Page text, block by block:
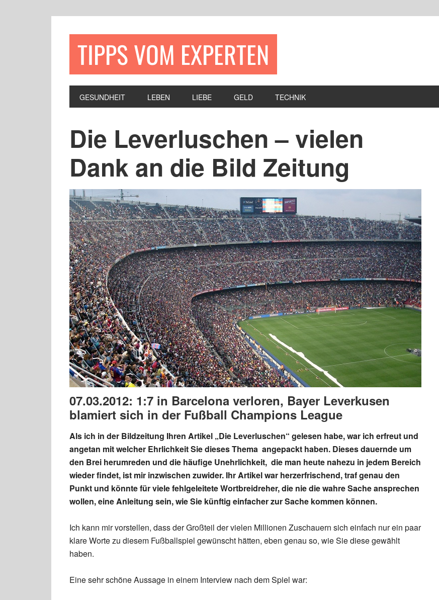
TIPPS VOM EXPERTEN
GESUNDHEIT LEBEN LIEBE GELD TECHNIK
Die Leverluschen – vielen
Dank an die Bild Zeitung
07.03.2012: 1:7 in Barcelona verloren, Bayer Leverkusen
blamiert sich in der Fußball Champions League
Als ich in der Bildzeitung Ihren Artikel „Die Leverluschen“ gelesen habe, war ich erfreut und
angetan mit welcher Ehrlichkeit Sie dieses Thema angepackt haben. Dieses dauernde um
den Brei herumreden und die häufige Unehrlichkeit, die man heute nahezu in jedem Bereich
wieder findet, ist mir inzwischen zuwider. Ihr Artikel war herzerfrischend, traf genau den
Punkt und könnte für viele fehlgeleitete Wortbreidreher, die nie die wahre Sache ansprechen
wollen, eine Anleitung sein, wie Sie künftig einfacher zur Sache kommen können.
Ich kann mir vorstellen, dass der Großteil der vielen Millionen Zuschauern sich einfach nur ein paar
klare Worte zu diesem Fußballspiel gewünscht hätten, eben genau so, wie Sie diese gewählt
haben.
Eine sehr schöne Aussage in einem Interview nach dem Spiel war: